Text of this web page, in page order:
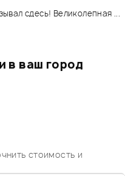
сдесь! Великолепная ...
в ваш город
стоимость и